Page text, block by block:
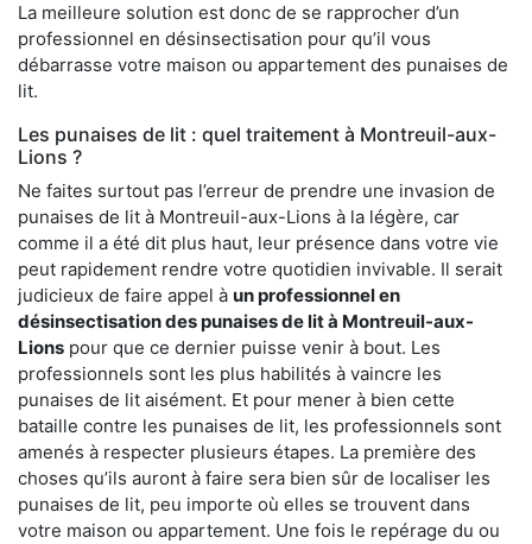
La meilleure solution est donc de se rapprocher d’un
professionnel en désinsectisation pour qu’il vous
débarrasse votre maison ou appartement des punaises de
lit.
Les punaises de lit : quel traitement à Montreuil-aux-
Lions ?
Ne faites surtout pas l’erreur de prendre une invasion de
punaises de lit à Montreuil-aux-Lions à la légère, car
comme il a été dit plus haut, leur présence dans votre vie
peut rapidement rendre votre quotidien invivable. Il serait
judicieux de faire appel à un professionnel en
désinsectisation des punaises de lit à Montreuil-aux-
Lions pour que ce dernier puisse venir à bout. Les
professionnels sont les plus habilités à vaincre les
punaises de lit aisément. Et pour mener à bien cette
bataille contre les punaises de lit, les professionnels sont
amenés à respecter plusieurs étapes. La première des
choses qu’ils auront à faire sera bien sûr de localiser les
punaises de lit, peu importe où elles se trouvent dans
votre maison ou appartement. Une fois le repérage du ou